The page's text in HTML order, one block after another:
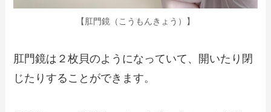
【肛門鏡（こうもんきょう）】
肛門鏡は２枚貝のようになっていて、開いたり閉
じたりすることができます。